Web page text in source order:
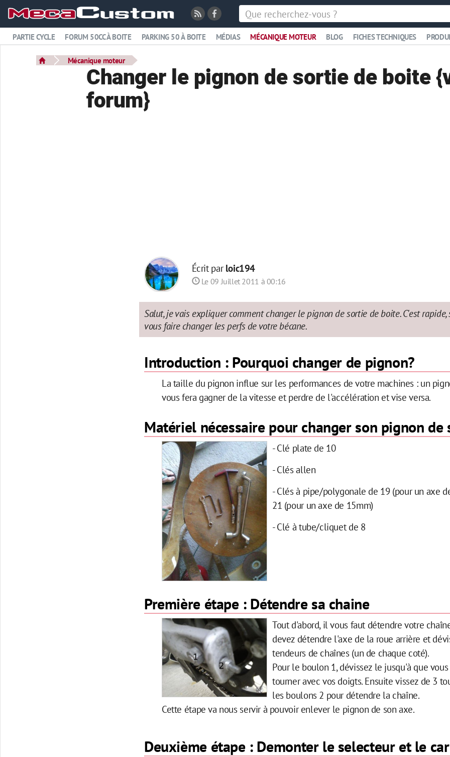
PARTIE CYCLE FORUM 50CC À BOITE PARKING 50 À BOITE MÉDIAS MÉCANIQUE MOTEUR BLOG FICHES TECHNIQUES
Mécanique moteur
Changer le pignon de sortie de boite
forum}
Écrit parloic194
Le 09 Juillet 2011 à 00:16
Salut, je vais expliquer comment changer le pignon de sortie de boite. C'est
vous faire changer les perfs de votre bécane.
Introduction : Pourquoi changer de pignon?
La taille du pignon influe sur les performances de votre machines : un
vous fera gagner de la vitesse et perdre de l'accélération et vise versa.
Matériel nécessaire pour changer son pignon de
- Clé plate de 10
- Clés allen
- Clés à pipe/polygonale de 19 (pour un axe
21 (pour un axe de 15mm)
- Clé à tube/cliquet de 8
Première étape : Détendre sa chaine
Tout d'abord, il vous faut détendre votre
devez détendre l'axe de la roue arrière et
tendeurs de chaînes (un de chaque coté).
Pour le boulon 1, dévissez le jusqu'à que
tourner avec vos doigts. Ensuite vissez de 3
les boulons 2 pour détendre la chaîne.
Cette étape va nous servir à pouvoir enlever le pignon de son axe.
Deuxième étape : Demonter le selecteur et le